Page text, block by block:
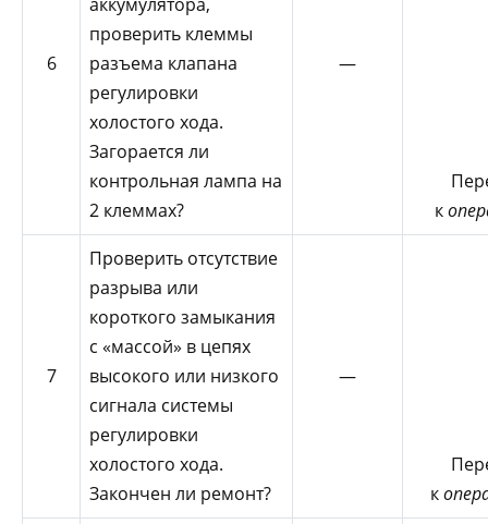
6
проверить клеммы
разъема клапана
регулировки
холостого хода.
Загорается ли
контрольная лампа на
2 клеммах?
—
к
7
Проверить отсутствие
разрыва или
короткого замыкания
с «массой» в цепях
высокого или низкого
сигнала системы
регулировки
холостого хода.
Закончен ли ремонт?
—
к